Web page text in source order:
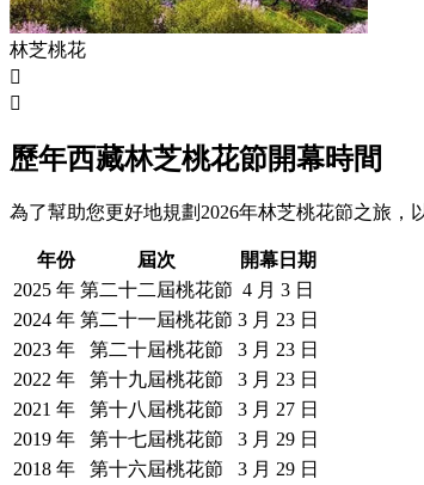
林芝桃花


歷年西藏林芝桃花節開幕時間
為了幫助您更好地規劃2026年林芝桃花節之旅，
年份 屆次
開幕日期
2025 年 第二十二屆桃花節 4 月 3 日
2024 年 第二十一屆桃花節 3 月 23 日
2023 年
第二十屆桃花節
3 月 23 日
2022 年
第十九屆桃花節
3 月 23 日
2021 年
第十八屆桃花節
3 月 27 日
2019 年
第十七屆桃花節
3 月 29 日
2018 年
第十六屆桃花節
3 月 29 日